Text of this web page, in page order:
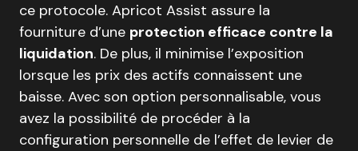
ce protocole. Apricot Assist assure la
fourniture d’une protection efficace contre la
liquidation. De plus, il minimise l’exposition
lorsque les prix des actifs connaissent une
baisse. Avec son option personnalisable, vous
avez la possibilité de procéder à la
configuration personnelle de l’effet de levier de